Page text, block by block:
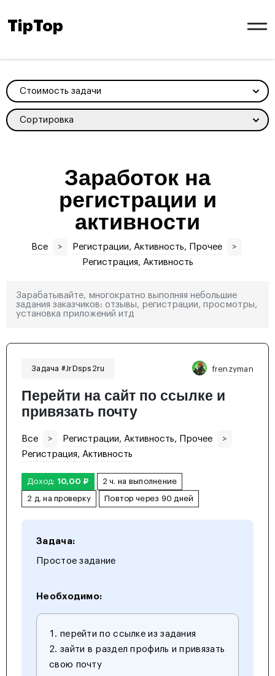
TipTop
Стоимость задачи
Сортировка
Заработок на
регистрации и
активности
Все > Регистрации, Активность, Прочее
>
Регистрация, Активность
Зарабатывайте, многократно выполняя небольшие
задания заказчиков: отзывы, регистрации, просмотры,
установка приложений итд
Задача #JrDsps2ru frenzyman
Перейти на сайт по ссылке и
привязать почту
Все > Регистрации, Активность, Прочее
>
Регистрация, Активность
Доход: 10,00 ₽ 2 ч. на выполнение
2 д. на проверку Повтор через 90 дней
Задача:
Простое задание
Необходимо:
перейти по ссылке из задания
зайти в раздел профиль и привязать
свою почту